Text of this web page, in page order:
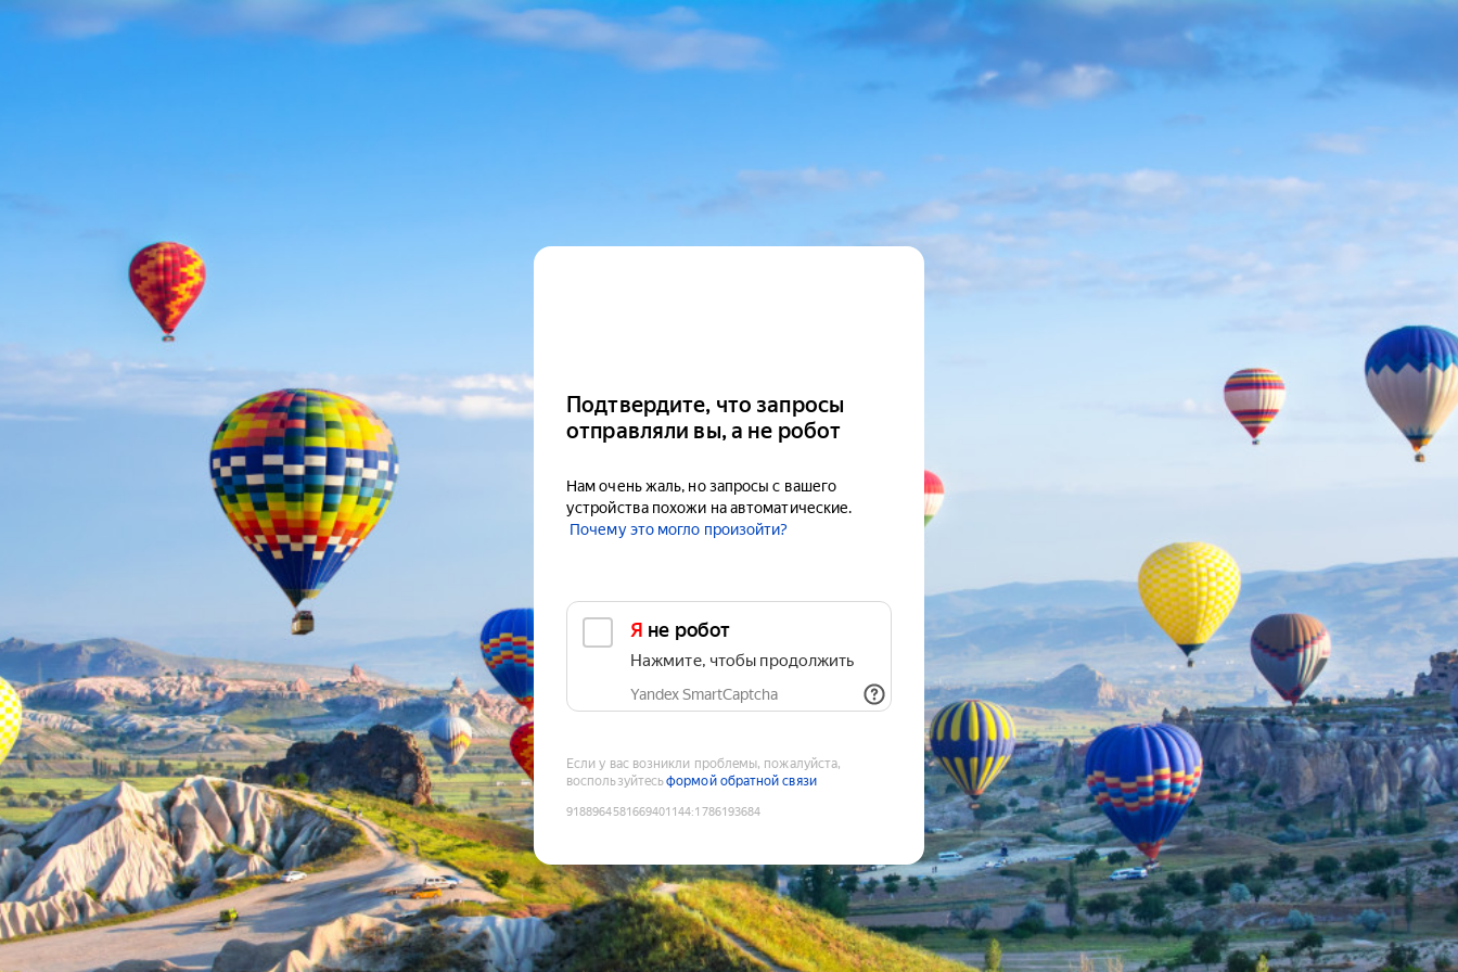
Подтвердите, что запросы
отправляли вы, а не робот
Нам очень жаль, но запросы с вашего
устройства похожи на автоматические.
Почему это могло произойти?
Я не робот
Нажмите, чтобы продолжить
Yandex SmartCaptcha
Если у вас возникли проблемы, пожалуйста,
воспользуйтесьформой обратной связи
9188964581669401144:1786193684